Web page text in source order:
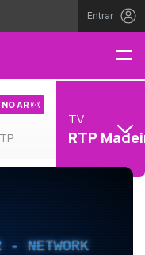
Entrar
NO AR
TV
RTP
- NETWORK